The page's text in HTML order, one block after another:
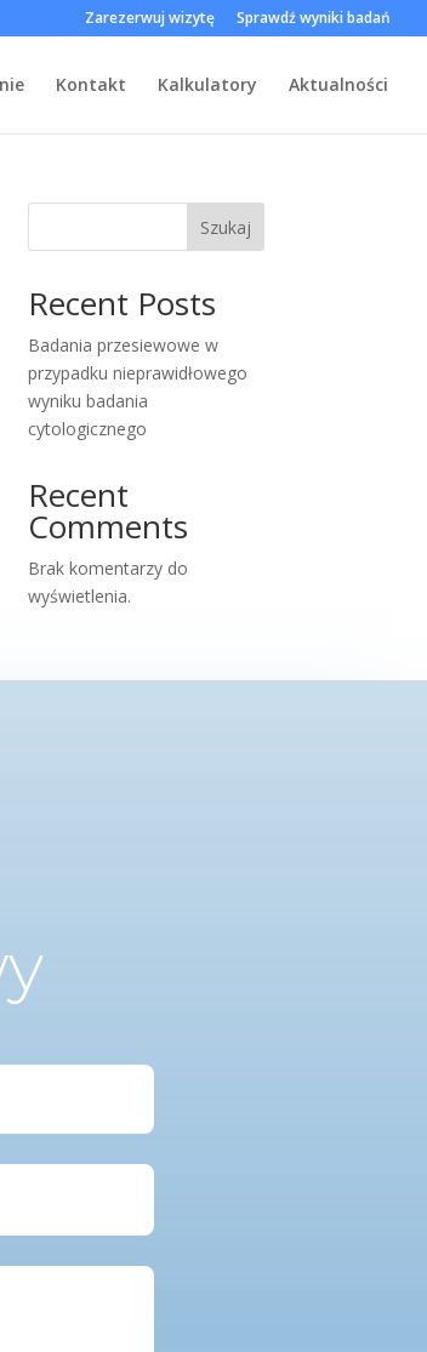
Zarezerwuj wizytę Sprawdź wyniki badań
Kontakt Kalkulatory Aktualności
Szukaj
Recent Posts
Badania przesiewowe w
przypadku nieprawidłowego
wyniku badania
cytologicznego
Recent
Comments
Brak komentarzy do
wyświetlenia.